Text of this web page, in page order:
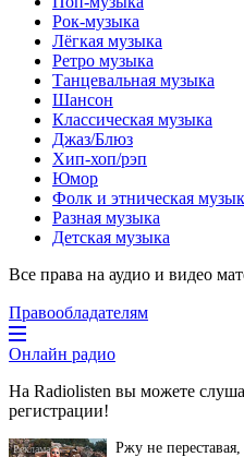
Рок-музыка
Лёгкая музыка
Ретро музыка
Танцевальная музыка
Шансон
Классическая музыка
Джаз/Блюз
Хип-хоп/рэп
Юмор
Фолк и этническая
Разная музыка
Детская музыка
Все права на аудио и видео
Правообладателям
Онлайн радио
На Radiolisten вы можете
регистрации!
Ржу не